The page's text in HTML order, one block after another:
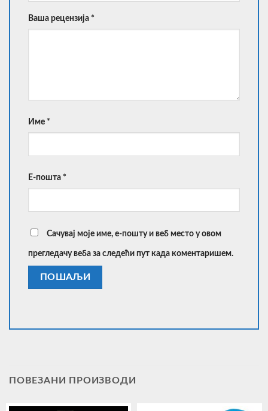
Ваша рецензија *
Име *
Е-пошта *
Сачувај моје име, е-пошту и веб место у овом
прегледачу веба за следећи пут када коментаришем.
ПОВЕЗАНИ ПРОИЗВОДИ